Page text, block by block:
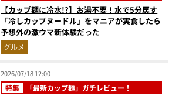
【カップ麺に冷水!?】お湯不要！水で5分戻す
「冷しカップヌードル」をマニアが実食したら
予想外の激ウマ新体験だった
グルメ
2026/07/18 12:00
特集 「最新カップ麺」ガチレビュー！